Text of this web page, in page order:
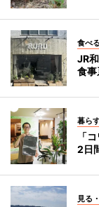
食べる
JR
食
暮ら
「
2日
見る